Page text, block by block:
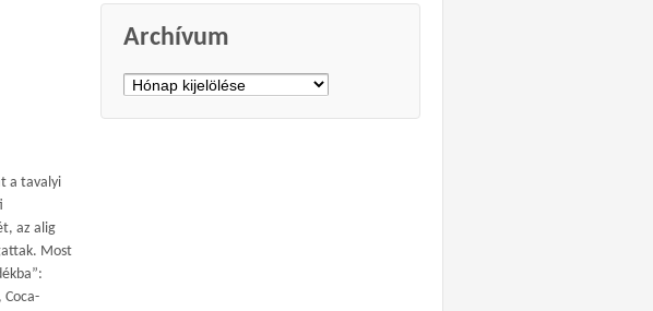
a tavalyi
az alig
Most
Coca-
Archívum
Archívum